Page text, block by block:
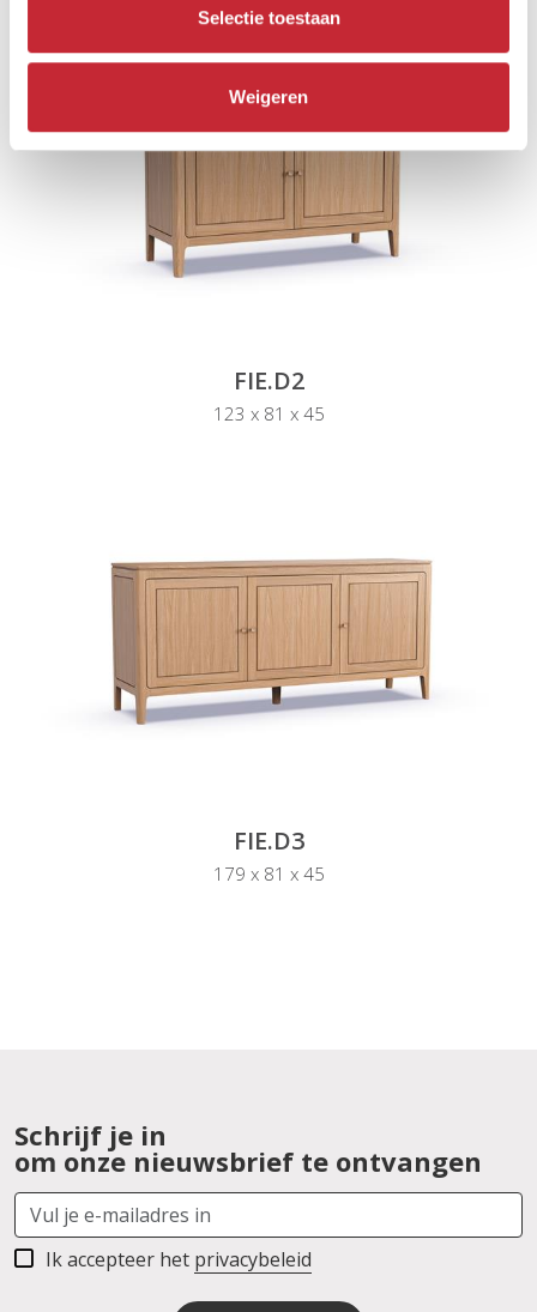
Selectie toestaan
Weigeren
FIE.D2
123 x 81 x 45
FIE.D3
179 x 81 x 45
Schrijf je in
om onze nieuwsbrief te ontvangen
Ik accepteer het privacybeleid